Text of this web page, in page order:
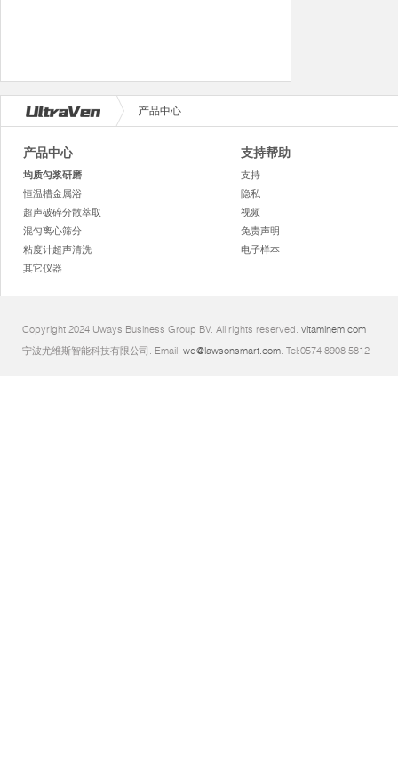
产品中心
产品中心
均质匀浆研磨
恒温槽金属浴
超声破碎分散萃取
混匀离心筛分
粘度计超声清洗
其它仪器
支持帮助
支持
隐私
视频
免责声明
电子样本
Copyright 2024 Uways Business Group BV. All rights reserved. vitaminem.com
宁波尤维斯智能科技有限公司. Email: wd@lawsonsmart.com. Tel:0574 8908 5812